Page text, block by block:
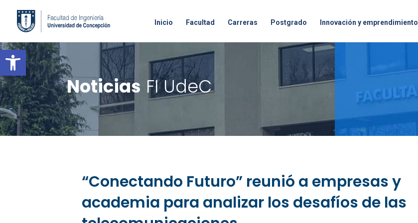
Open toolbar
Inicio Facultad Carreras Postgrado Innovación y emprendimiento
Noticias FI UdeC
“Conectando Futuro” reunió a empresas y
academia para analizar los desafíos de las